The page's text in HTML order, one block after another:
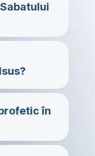
în